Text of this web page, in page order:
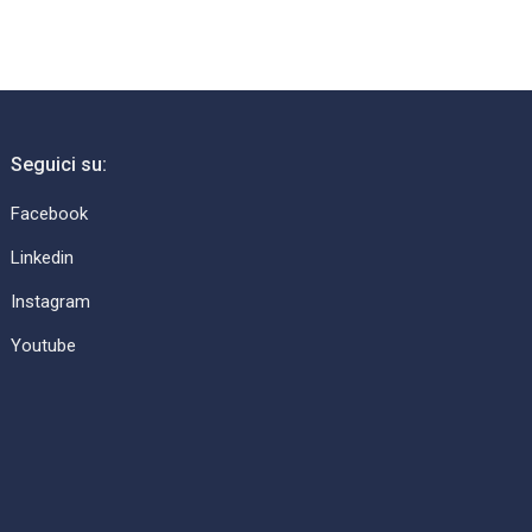
Seguici su:
Facebook
Linkedin
Instagram
Youtube